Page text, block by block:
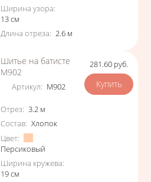
Ширина узора:
13см
Длина отреза: 2.6 м
Шитье на батисте
М902
Артикул: М902
Характеристики
Отрез: 3.2 м
Состав: Хлопок
Цвет:
Персиковый
Ширина кружева:
19см
Цена
281.60 руб.